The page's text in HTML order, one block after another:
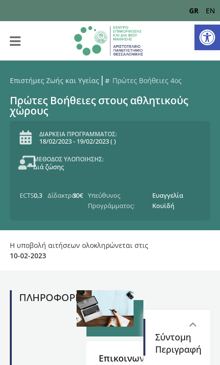
GR EN
Επιστήμες Ζωής και Υγείας Πρώτες Βοήθειες 4ος
Πρώτες Βοήθειες στους αθλητικούς
χώρους
ΔΙΑΡΚΕΙΑ ΠΡΟΓΡΑΜΜΑΤΟΣ:
18/02/2023- 19/02/2023()
ΜΕΘΟΔΟΣ ΥΛΟΠΟΙΗΣΗΣ:
Διά ζώσης
ECTS:0,3 Δίδακτρα:30€ Υπεύθυνος
Προγράμματος:
Ευαγγελία
Κουϊδή
Η υποβολή αιτήσεων ολοκληρώνεται στις
10-02-2023
ΠΛΗΡΟΦΟΡΙΕΣ
Επικοινωνία
Σύντομη
Περιγραφή